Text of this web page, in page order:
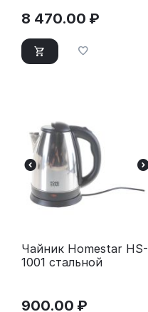
8 470.00 ₽
Чайник Homestar HS-
1001 стальной
900.00 ₽